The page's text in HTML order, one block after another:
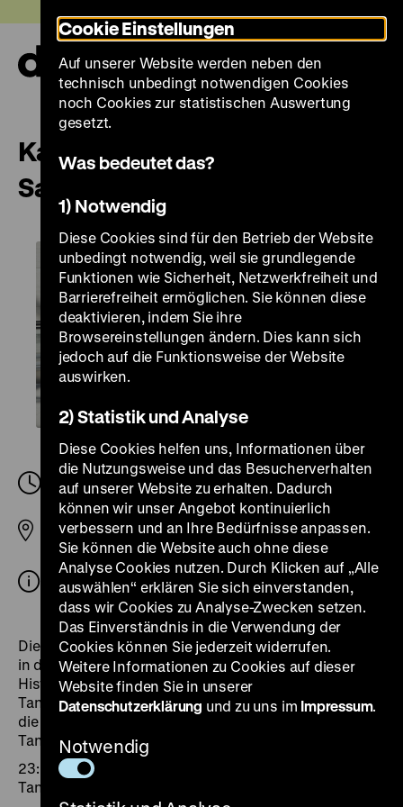
zum
Seiteninhalt
springen
Karibik an der Spree – Secret
Salsa Party
Samstag, 24. August 2024, 23.00 Uhr-Sonntag,
25. August 2024, 02.00 Uhr
Pei-Bau
Eintritt mit dem Ticket für die Lange Nacht der
Museen, Kinder bis 12 Jahre haben freien Eintritt
Die Lange Nacht wird länger und macht einen Ausflug
in die magische Karibik – Salsa-Nacht im Deutschen
Historischen Museum! Wir freuen uns auf alle
Tanzbegeisterten, Leckeres vom Grill, Cocktails und
die Top Salsa-, & Bachata-Hits inklusive Salsa-
Tanzanleitung.
23:00 Lateinamerikanische Salsa & Bachata
Tanzshow
Cookie Einstellungen
Auf unserer Website werden neben den
technisch unbedingt notwendigen Cookies
noch Cookies zur statistischen Auswertung
gesetzt.
Was bedeutet das?
1) Notwendig
Diese Cookies sind für den Betrieb der Website
unbedingt notwendig, weil sie grundlegende
Funktionen wie Sicherheit, Netzwerkfreiheit und
Barrierefreiheit ermöglichen. Sie können diese
deaktivieren, indem Sie ihre
Browsereinstellungen ändern. Dies kann sich
jedoch auf die Funktionsweise der Website
auswirken.
2) Statistik und Analyse
Diese Cookies helfen uns, Informationen über
die Nutzungsweise und das Besucherverhalten
auf unserer Website zu erhalten. Dadurch
können wir unser Angebot kontinuierlich
verbessern und an Ihre Bedürfnisse anpassen.
Sie können die Website auch ohne diese
Analyse Cookies nutzen. Durch Klicken auf „Alle
auswählen“ erklären Sie sich einverstanden,
dass wir Cookies zu Analyse-Zwecken setzen.
Das Einverständnis in die Verwendung der
Cookies können Sie jederzeit widerrufen.
Weitere Informationen zu Cookies auf dieser
Website finden Sie in unserer
Datenschutzerklärung und zu uns im Impressum.
Notwendig